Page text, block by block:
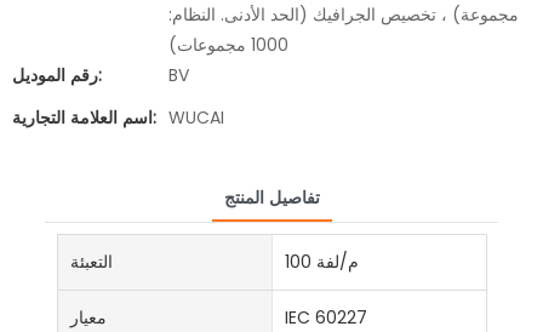
مجموعة) ، تخصيص الجرافيك (الحد الأدنى. النظام:
1000 مجموعات)
رقم الموديل:
BV
اسم العلامة التجارية: WUCAI
تفاصيل المنتج
التعبئة 100 م/لفة
معيار IEC 60227